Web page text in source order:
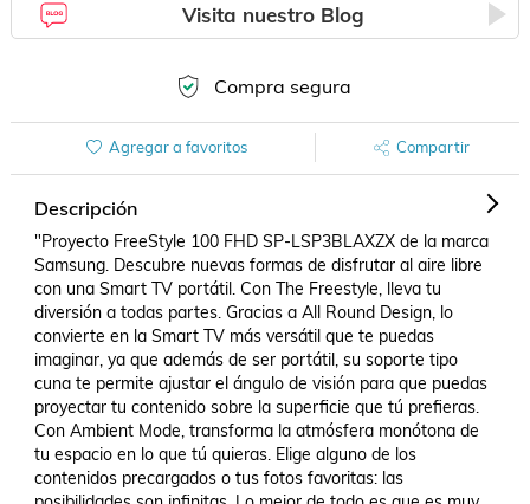
Visita nuestro Blog
Compra segura
Agregar a favoritos Compartir
Descripción
"Proyecto FreeStyle 100 FHD SP-LSP3BLAXZX de la marca
Samsung. Descubre nuevas formas de disfrutar al aire libre
con una Smart TV portátil. Con The Freestyle, lleva tu
diversión a todas partes. Gracias a All Round Design, lo
convierte en la Smart TV más versátil que te puedas
imaginar, ya que además de ser portátil, su soporte tipo
cuna te permite ajustar el ángulo de visión para que puedas
proyectar tu contenido sobre la superficie que tú prefieras.
Con Ambient Mode, transforma la atmósfera monótona de
tu espacio en lo que tú quieras. Elige alguno de los
contenidos precargados o tus fotos favoritas: las